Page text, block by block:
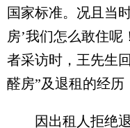
国家标准。况且当
房’我们怎么敢住
者采访时，王先生
醛房”及退租的经历
因出租人拒绝退